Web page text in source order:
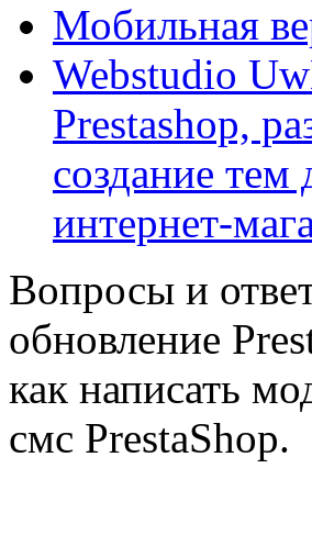
Мобильная
Webstudio
Prestashop,
создание тем
интернет-
Вопросы и
обновление
как написать
смс PrestaShop.